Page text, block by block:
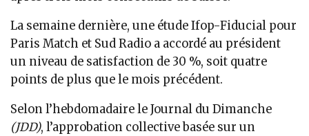
La semaine dernière, une étude Ifop-Fiducial pour
Paris Match et Sud Radio a accordé au président
un niveau de satisfaction de 30 %, soit quatre
points de plus que le mois précédent.
Selon l’hebdomadaire le Journal du Dimanche
(JDD), l’approbation collective basée sur un